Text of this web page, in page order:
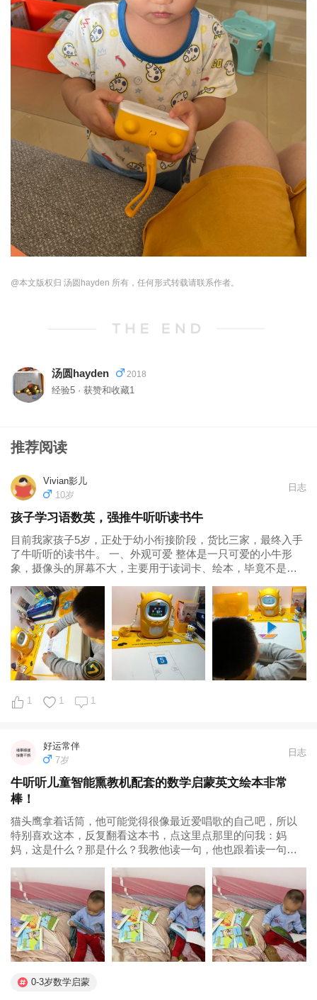
@本文版权归 汤圆hayden 所有，任何形式转载请联系作者。
汤圆hayden 2018
经验5 · 获赞和收藏1
推荐阅读
Vivian影儿
10岁
日志
孩子学习语数英，强推牛听听读书牛
目前我家孩子5岁，正处于幼小衔接阶段，货比三家，最终入手
了牛听听的读书牛。 一、外观可爱 整体是一只可爱的小牛形
象，摄像头的屏幕不大，主要用于读词卡、绘本，毕竟不是用
义。 二、功能涵盖语文、数学...
1 1 1
好运常伴
7岁
日志
牛听听儿童智能熏教机配套的数学启蒙英文绘本非常
棒！
猫头鹰拿着话筒，他可能觉得很像最近爱唱歌的自己吧，所以
特别喜欢这本，反复翻看这本书，点这里点那里的问我：妈
妈，这是什么？那是什么？我教他读一句，他也跟着读一句。
他听后也能模仿读出同样的音调。感谢牛听听团队，设计出这
么优秀的儿童智能熏教机，每天陪伴...
0-3岁数学启蒙